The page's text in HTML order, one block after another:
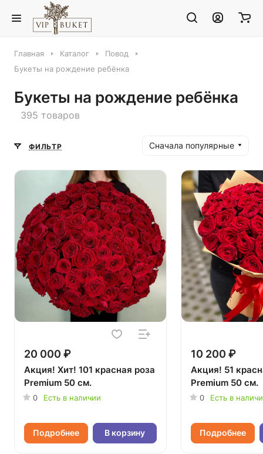
Главная Каталог
Повод
Букеты на рождение ребёнка
Букеты на рождение ребёнка
395 товаров
ФИЛЬТР Сначала популярные
20 000 ₽
Акция! Хит! 101 красная роза
Premium 50 см.
0 Есть в наличии
Подробнее В корзину
10 200 ₽
Акция! 51
Premium 50 см.
0 Есть в
Подробнее